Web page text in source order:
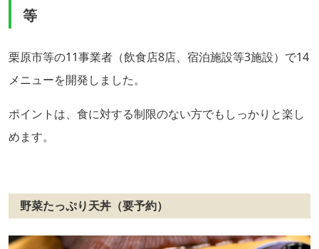
等
栗原市等の11事業者（飲食店8店、宿泊施設等3施設）で14
メニューを開発しました。
ポイントは、食に対する制限のない方でもしっかりと楽し
めます。
野菜たっぷり天丼（要予約）